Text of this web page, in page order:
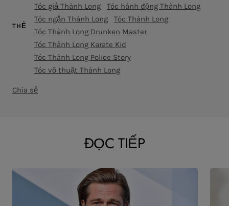
THẺ
Tóc giả Thành Long
Tóc hành động Thành Long
Tóc ngắn Thành Long
Tóc Thành Long
Tóc Thành Long Drunken Master
Tóc Thành Long Karate Kid
Tóc Thành Long Police Story
Tóc võ thuật Thành Long
Chia sẻ
ĐỌC TIẾP